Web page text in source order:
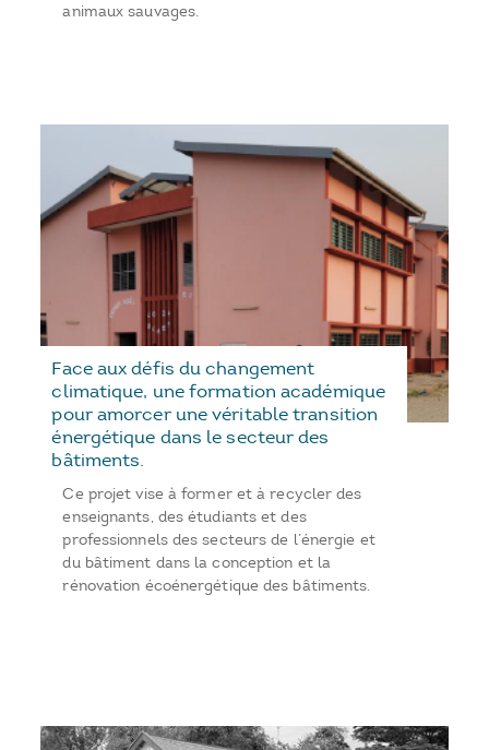
animaux sauvages.
Face aux défis du changement
climatique, une formation académique
pour amorcer une véritable transition
énergétique dans le secteur des
bâtiments.
Ce projet vise à former et à recycler des
enseignants, des étudiants et des
professionnels des secteurs de l’énergie et
du bâtiment dans la conception et la
rénovation écoénergétique des bâtiments.